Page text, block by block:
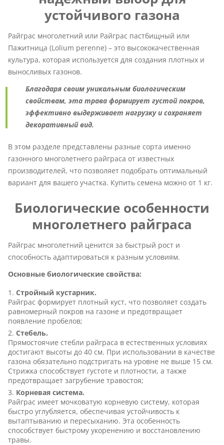
устойчивого газона
Райграс многолетний или Райграс пастбищный или
Пажитница (Lolium perenne) – это высококачественная
культура, которая используется для создания плотных и
выносливых газонов.
Благодаря своим уникальным биологическим
свойствам, эта трава формирует густой покров,
эффективно выдерживает нагрузку и сохраняет
декоративный вид.
В этом разделе представлены разные сорта именно
газонного многолетнего райграса от известных
производителей, что позволяет подобрать оптимальный
вариант для вашего участка. Купить семена можно от 1 кг.
Биологические особенности
многолетнего райграса
Райграс многолетний ценится за быстрый рост и
способность адаптироваться к разным условиям.
Основные биологические свойства:
Стройный кустарник.
Райграс формирует плотный куст, что позволяет создать
равномерный покров на газоне и предотвращает
появление пробелов;
Стебель.
Прямостоячие стебли райграса в естественных условиях
достигают высоты до 40 см. При использовании в качестве
газона обязательно подстригать на уровне не выше 15 см.
Стрижка способствует густоте и плотности, а также
предотвращает загрубение травостоя;
Корневая система.
Райграс имеет мочковатую корневую систему, которая
быстро углубляется, обеспечивая устойчивость к
вытаптыванию и пересыханию. Эта особенность
способствует быстрому укоренению и восстановлению
травы.